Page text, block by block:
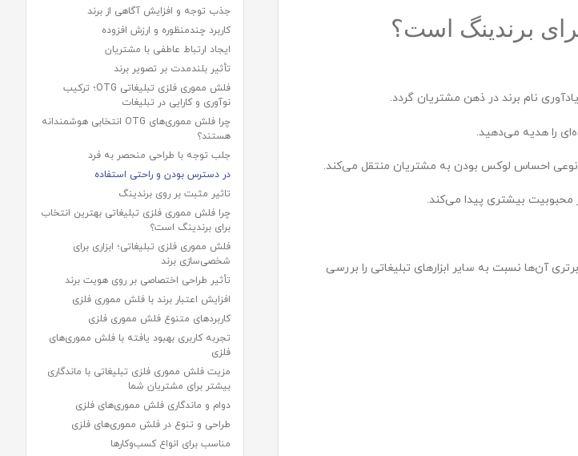
برندینگ است؟
نام برند در ذهن مشتریان گردد.
را هدیه می‌دهید.
نوعی احساس لوکس بودن به مشتریان منتقل می‌کند.
محبوبیت بیشتری پیدا می‌کند.
آن‌ها نسبت به سایر ابزارهای تبلیغاتی را بررسی
جذب توجه و افزایش آگاهی از برند
کاربرد چندمنظوره و ارزش افزوده
ایجاد ارتباط عاطفی با مشتریان
تأثیر بلندمدت بر تصویر برند
فلش مموری فلزی تبلیغاتی OTG؛ ترکیب
نوآوری و کارایی در تبلیغات
چرا فلش مموری‌های OTG انتخابی هوشمندانه
هستند؟
جلب توجه با طراحی منحصر به فرد
در دسترس بودن و راحتی استفاده
تاثیر مثبت بر روی برندینگ
چرا فلش مموری فلزی تبلیغاتی بهترین انتخاب
برای برندینگ است؟
فلش مموری فلزی تبلیغاتی؛ ابزاری برای
شخصی‌سازی برند
تأثیر طراحی اختصاصی بر روی هویت برند
افزایش اعتبار برند با فلش مموری فلزی
کاربردهای متنوع فلش مموری فلزی
تجربه کاربری بهبود یافته با فلش مموری‌های
فلزی
مزیت فلش مموری فلزی تبلیغاتی با ماندگاری
بیشتر برای مشتریان شما
دوام و ماندگاری فلش مموری‌های فلزی
طراحی و تنوع در فلش مموری‌های فلزی
مناسب برای انواع کسب‌وکارها